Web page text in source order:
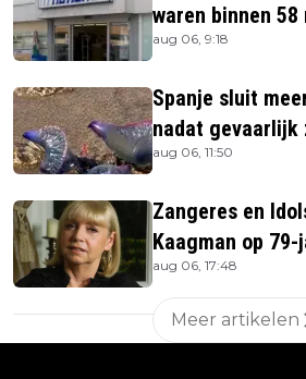
waren binnen 58
uitverkocht zijn
aug 06, 9:18
Spanje sluit
nadat gevaarlijk
aug 06, 11:50
Zangeres en
Kaagman op
overleden
aug 06, 17:48
Meer artikelen